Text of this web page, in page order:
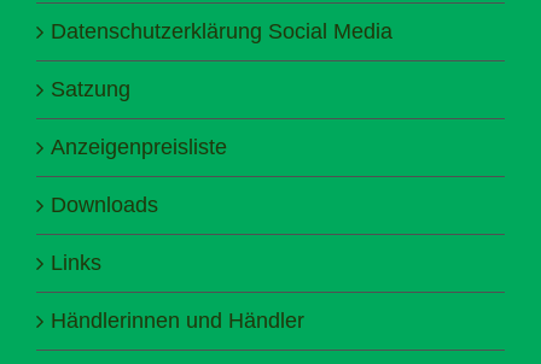
Datenschutzerklärung Social Media
Satzung
Anzeigenpreisliste
Downloads
Links
Händlerinnen und Händler